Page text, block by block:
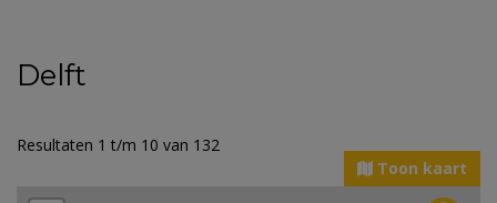
Delft
Resultaten 1 t/m 10 van 132
Toon kaart